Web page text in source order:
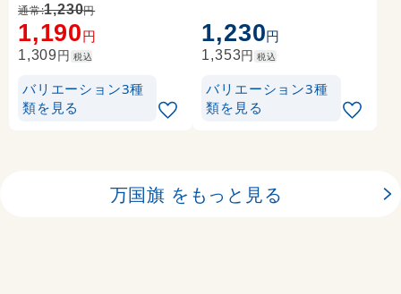
通常:1,230円
1,190円
1,309円 税込
バリエーション3種
類を見る
1,230円
1,353円 税込
バリエーション3種
類を見る
万国旗 をもっと見る